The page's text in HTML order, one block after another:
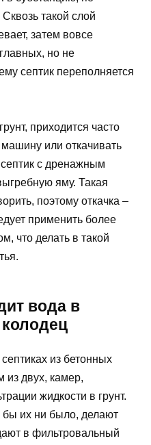
такой слой
затем вовсе
но не
септик переполняется
приходится часто
или откачивать
с дренажным
яму. Такая
поэтому откачка –
применить более
что делать в такой
вода в
из бетонных
из двух, камер,
жидкости в грунт.
бы их ни было, делают
в фильтровальный